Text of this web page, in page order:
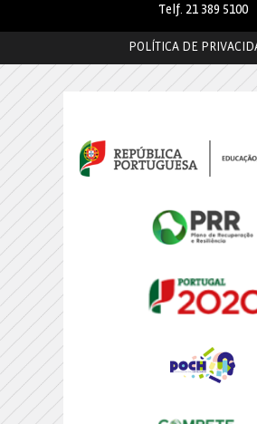
Telf. 21 389 5100
POLÍTICA DE